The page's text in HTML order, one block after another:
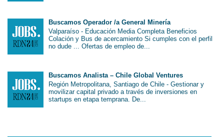
Buscamos Operador /a General Minería
Valparaíso - Educación Media Completa Beneficios
Colación y Bus de acercamiento Si cumples con el perfil
no dude ... Ofertas de empleo de...
Buscamos Analista – Chile Global Ventures
Región Metropolitana, Santiago de Chile - Gestionar y
movilizar capital privado a través de inversiones en
startups en etapa temprana. De...